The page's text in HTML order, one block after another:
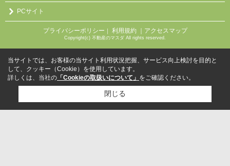
PCサイト
プライバシーポリシー 利用規約 ｜アクセスマップ
Copyright(c) 不動産のマスダ All rights reserved.
当サイトでは、お客様の当サイト利用状況把握、サービス向上検討を目的と
して、クッキー（Cookie）を使用しています。
詳しくは、当社の 「Cookieの取扱いについて」 をご確認ください。
閉じる